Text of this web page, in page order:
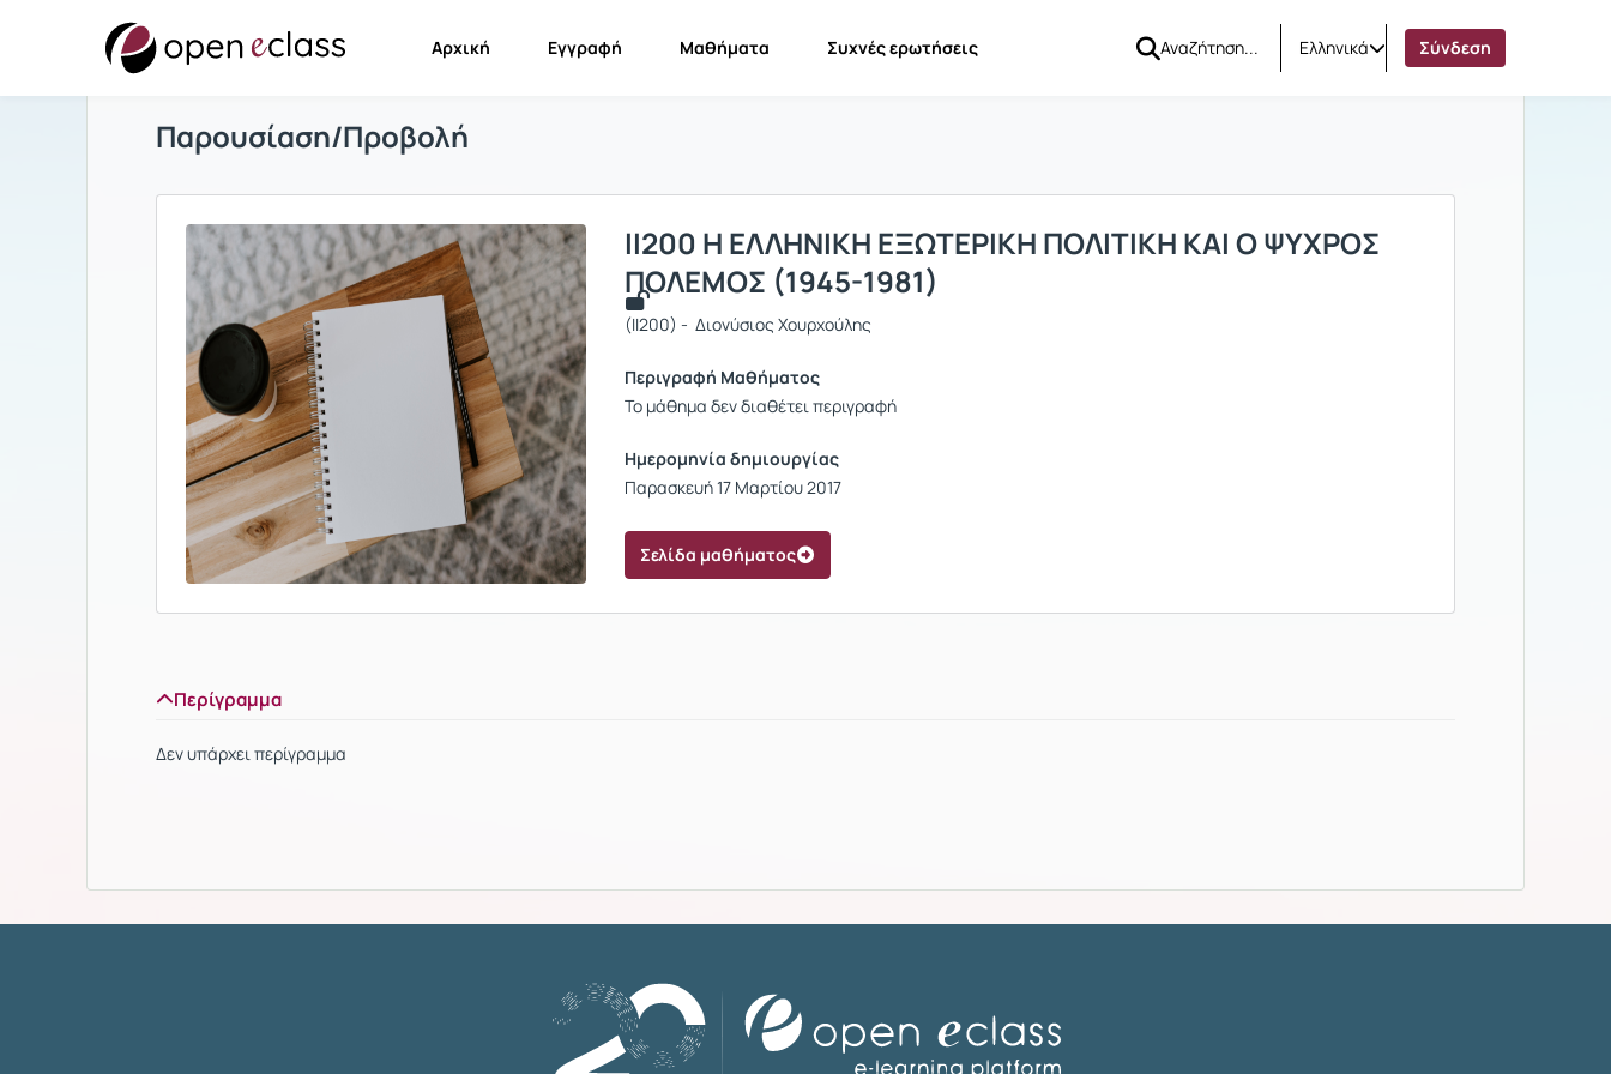
Αρχική Εγγραφή Μαθήματα Συχνές ερωτήσεις Ελληνικά Σύνδεση
Παρουσίαση/Προβολή
ΙΙ200 Η ΕΛΛΗΝΙΚΗ ΕΞΩΤΕΡΙΚΗ ΠΟΛΙΤΙΚΗ ΚΑΙ Ο ΨΥΧΡΟΣ
ΠΟΛΕΜΟΣ (1945-1981)
(II200) - Διονύσιος Χουρχούλης
Περιγραφή Μαθήματος
Το μάθημα δεν διαθέτει περιγραφή
Ημερομηνία δημιουργίας
Παρασκευή 17 Μαρτίου 2017
Σελίδα μαθήματος
Περίγραμμα
Δεν υπάρχει περίγραμμα